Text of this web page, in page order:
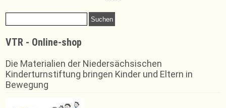
size.
Suchen
nach:
VTR - Online-shop
Die Materialien der Niedersächsischen
Kinderturnstiftung bringen Kinder und Eltern in
Bewegung